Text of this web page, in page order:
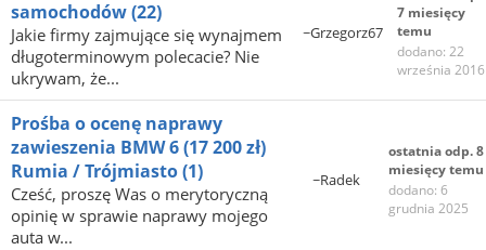
samochodów(22)
Jakie firmy zajmujące się wynajmem
długoterminowym polecacie? Nie
ukrywam, że...
~Grzegorz67
7 miesięcy
temu
dodano: 22
września 2016
Prośba o ocenę naprawy
zawieszenia BMW 6 (17 200 zł)
Rumia / Trójmiasto(1)
Cześć, proszę Was o merytoryczną
opinię w sprawie naprawy mojego
auta w...
~Radek
ostatnia odp. 8
miesięcy temu
dodano: 6
grudnia 2025